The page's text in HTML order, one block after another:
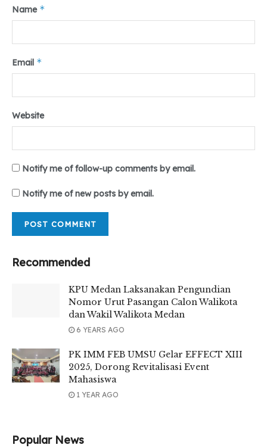
keberanian atau menutupinya demi stabilitas politik jangka
Tr: Salsabila Balqis
#opini #Suharto #PahlawanIndonesia #medan #umsu
Name *
Email *
Website
Notify me of follow-up comments by email.
Notify me of new posts by email.
Recommended
KPU Medan Laksanakan Pengundian
Nomor Urut Pasangan Calon Walikota
dan Wakil Walikota Medan
6 YEARS AGO
PK IMM FEB UMSU Gelar EFFECT XIII
2025, Dorong Revitalisasi Event
Mahasiswa
1 YEAR AGO
Popular News